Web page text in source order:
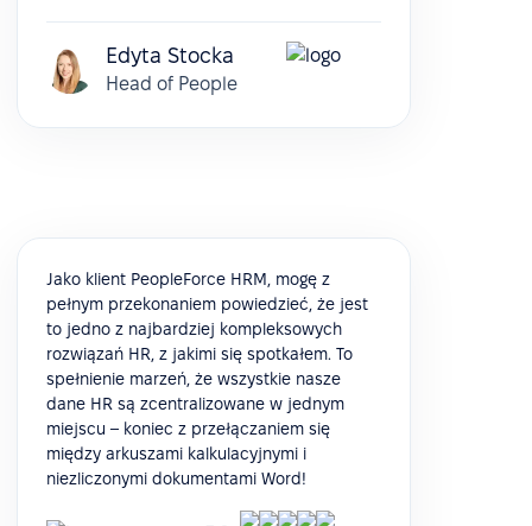
Edyta Stocka
Head of People
Jako klient PeopleForce HRM, mogę z
pełnym przekonaniem powiedzieć, że jest
to jedno z najbardziej kompleksowych
rozwiązań HR, z jakimi się spotkałem. To
spełnienie marzeń, że wszystkie nasze
dane HR są zcentralizowane w jednym
miejscu – koniec z przełączaniem się
między arkuszami kalkulacyjnymi i
niezliczonymi dokumentami Word!